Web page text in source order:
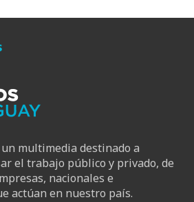
multimedia destinado a
el trabajo público y privado, de
nacionales e
actúan en nuestro país.